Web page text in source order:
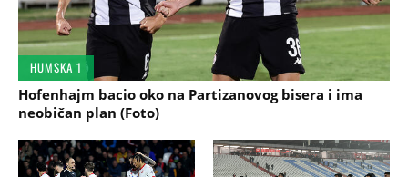
HUMSKA 1
Hofenhajm bacio oko na Partizanovog bisera i ima
neobičan plan (Foto)